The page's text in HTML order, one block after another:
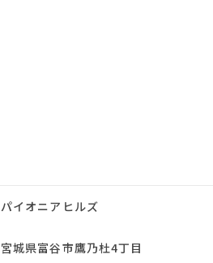
パイオニアヒルズ
宮城県富谷市鷹乃杜4丁目